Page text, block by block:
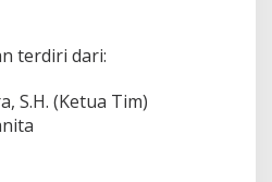
terdiri dari:
S.H. (Ketua Tim)